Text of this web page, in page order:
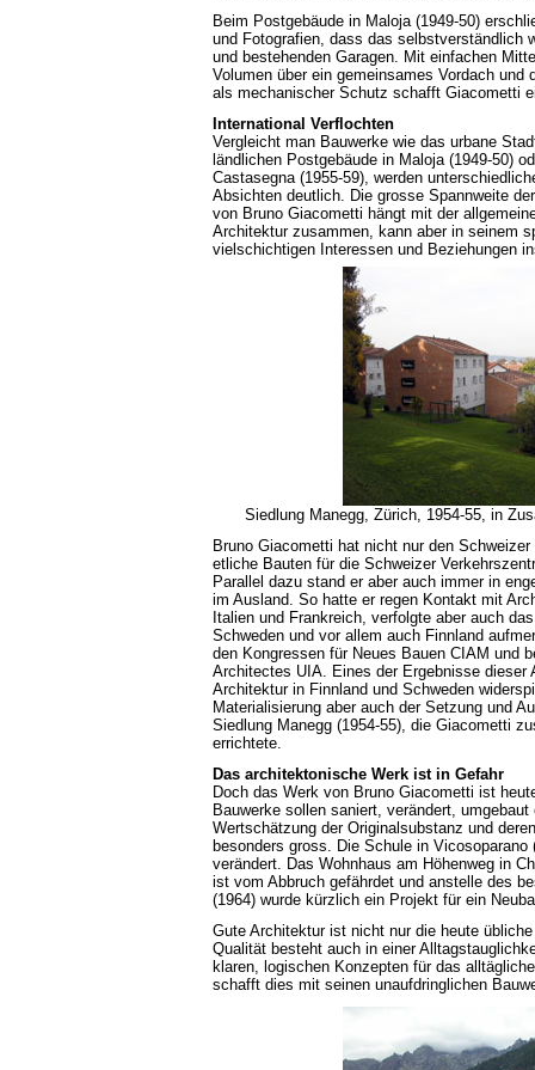
Beim Postgebäude in Maloja (1949-50)
und Fotografien, dass das selbstverständlich
und bestehenden Garagen. Mit einfachen
Volumen über ein gemeinsames Vordach und
als mechanischer Schutz schafft Giacometti
International Verflochten
Vergleicht man Bauwerke wie das urbane
ländlichen Postgebäude in Maloja (1949-50)
Castasegna (1955-59), werden
Absichten deutlich. Die grosse Spannweite
von Bruno Giacometti hängt mit der
Architektur zusammen, kann aber in seinem
vielschichtigen Interessen und Beziehungen
Siedlung Manegg, Zürich, 1954-55, in
Bruno Giacometti hat nicht nur den
etliche Bauten für die Schweizer
Parallel dazu stand er aber auch immer in
im Ausland. So hatte er regen Kontakt mit
Italien und Frankreich, verfolgte aber auch
Schweden und vor allem auch Finnland
den Kongressen für Neues Bauen CIAM und
Architectes UIA. Eines der Ergebnisse dieser
Architektur in Finnland und Schweden
Materialisierung aber auch der Setzung und
Siedlung Manegg (1954-55), die Giacometti
errichtete.
Das architektonische Werk ist in Gefahr
Doch das Werk von Bruno Giacometti ist
Bauwerke sollen saniert, verändert,
Wertschätzung der Originalsubstanz und
besonders gross. Die Schule in Vicosoparano
verändert. Das Wohnhaus am Höhenweg in
ist vom Abbruch gefährdet und anstelle des
(1964) wurde kürzlich ein Projekt für ein
Gute Architektur ist nicht nur die heute
Qualität besteht auch in einer
klaren, logischen Konzepten für das
schafft dies mit seinen unaufdringlichen